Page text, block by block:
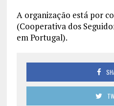
A organização está por
(Cooperativa dos
em Portugal).